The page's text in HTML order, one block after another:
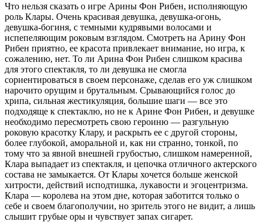
Что нельзя сказать о игре Арины Фон Рибен, исполняющую
роль Клары. Очень красивая девушка, девушка-огонь,
девушка-богиня, с темными кудрявыми волосами и
испепеляющим роковым взглядом. Смотреть на Арину Фон
Рибен приятно, ее красота привлекает внимание, но игра, к
сожалению, нет. То ли Арина Фон Рибен слишком красива
для этого спектакля, то ли девушка не смогла
сориентироваться в своем персонаже, сделав его уж слишком
нарочито орущим и брутальным. Срывающийся голос до
хрипа, сильная жестикуляция, большие шаги — все это
подходяще к спектаклю, но не к Арине Фон Рибен, и девушке
необходимо пересмотреть свою героиню — разгульную
роковую красотку Клару, и раскрыть ее с другой стороны,
более глубокой, аморальной и, как ни странно, тонкой, по
тому что за явной внешней грубостью, слишком намеренной,
Клара выпадает из спектакля, и цепочка отличного актерского
состава не замыкается. От Клары хочется больше женской
хитрости, действий исподтишка, лукавости и эгоцентризма.
Клара — королева на этом дне, которая заботится только о
себе и своем благополучии, но зритель этого не видит, а лишь
слышит грубые оры и чувствует запах сигарет.